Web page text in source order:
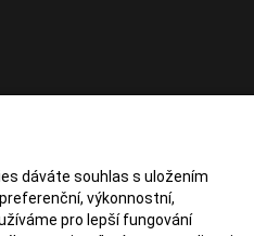
dáváte souhlas s uložením
výkonnostní,
pro lepší fungování